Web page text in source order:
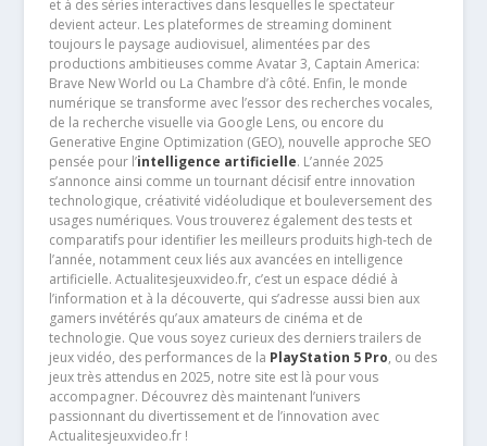
et à des séries interactives dans lesquelles le spectateur
devient acteur. Les plateformes de streaming dominent
toujours le paysage audiovisuel, alimentées par des
productions ambitieuses comme Avatar 3, Captain America:
Brave New World ou La Chambre d’à côté. Enfin, le monde
numérique se transforme avec l’essor des recherches vocales,
de la recherche visuelle via Google Lens, ou encore du
Generative Engine Optimization (GEO), nouvelle approche SEO
pensée pour l’intelligence artificielle. L’année 2025
s’annonce ainsi comme un tournant décisif entre innovation
technologique, créativité vidéoludique et bouleversement des
usages numériques. Vous trouverez également des tests et
comparatifs pour identifier les meilleurs produits high-tech de
l’année, notamment ceux liés aux avancées en intelligence
artificielle. Actualitesjeuxvideo.fr, c’est un espace dédié à
l’information et à la découverte, qui s’adresse aussi bien aux
gamers invétérés qu’aux amateurs de cinéma et de
technologie. Que vous soyez curieux des derniers trailers de
jeux vidéo, des performances de la PlayStation 5 Pro, ou des
jeux très attendus en 2025, notre site est là pour vous
accompagner. Découvrez dès maintenant l’univers
passionnant du divertissement et de l’innovation avec
Actualitesjeuxvideo.fr !